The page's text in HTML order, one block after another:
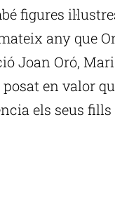
figures
any que
Joan Oró,
en valor
els seus